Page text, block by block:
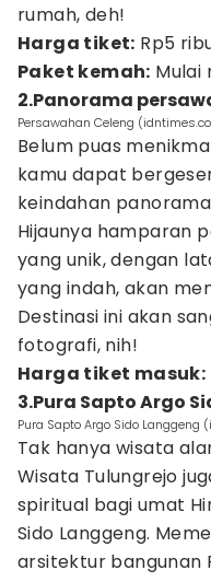
rumah, deh!
Harga tiket: Rp5
Paket kemah: Mulai
2.Panorama
Persawahan Celeng
Belum puas
kamu dapat
keindahan
Hijaunya hamparan
yang unik, dengan
yang indah, akan
Destinasi ini akan
fotografi, nih!
Harga tiket masuk:
3.Pura Sapto Argo
Pura Sapto Argo Sido
Tak hanya wisata
Wisata Tulungrejo
spiritual bagi umat
Sido Langgeng.
arsitektur bangunan